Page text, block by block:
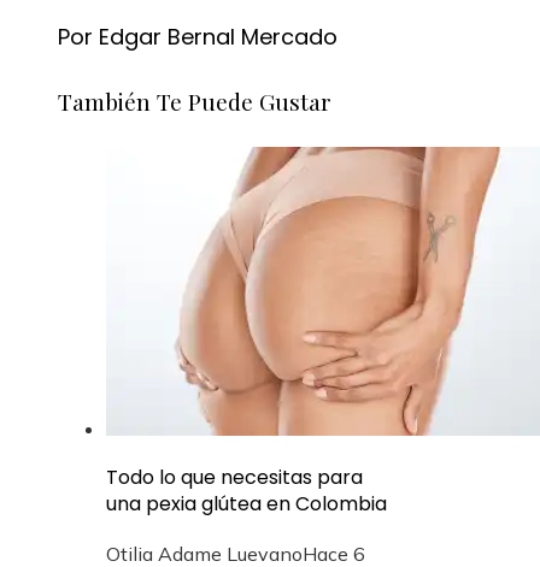
Por Edgar Bernal Mercado
También Te Puede Gustar
Todo lo que necesitas para
una pexia glútea en Colombia
Otilia Adame LuevanoHace 6